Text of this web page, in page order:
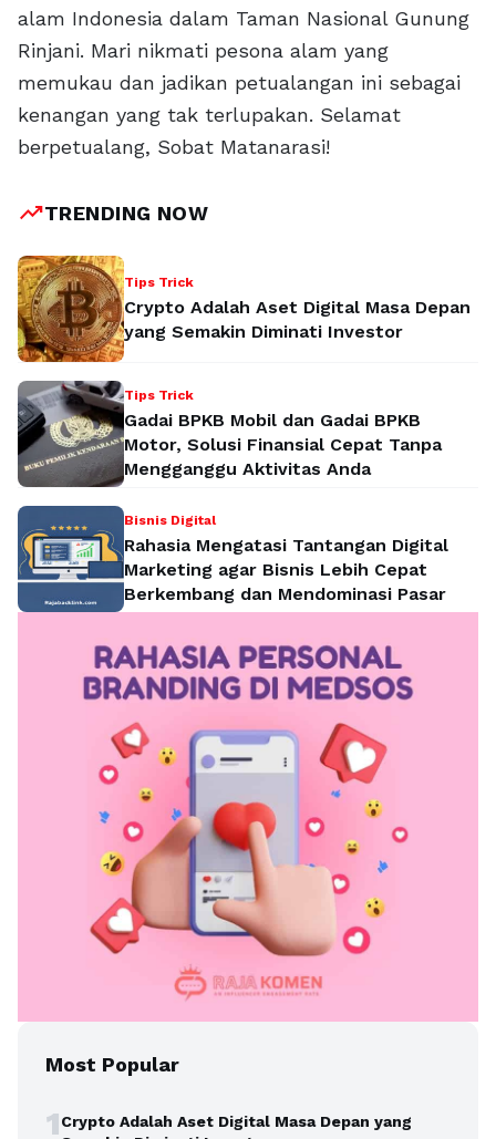
alam Indonesia dalam Taman Nasional Gunung
Rinjani. Mari nikmati pesona alam yang
memukau dan jadikan petualangan ini sebagai
kenangan yang tak terlupakan. Selamat
berpetualang, Sobat Matanarasi!
trending_upTRENDING NOW
Tips Trick
Crypto Adalah Aset Digital Masa Depan
yang Semakin Diminati Investor
Tips Trick
Gadai BPKB Mobil dan Gadai BPKB
Motor, Solusi Finansial Cepat Tanpa
Mengganggu Aktivitas Anda
Bisnis Digital
Rahasia Mengatasi Tantangan Digital
Marketing agar Bisnis Lebih Cepat
Berkembang dan Mendominasi Pasar
Most Popular
1Crypto Adalah Aset Digital Masa Depan yang